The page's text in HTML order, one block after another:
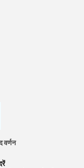
वर्णन